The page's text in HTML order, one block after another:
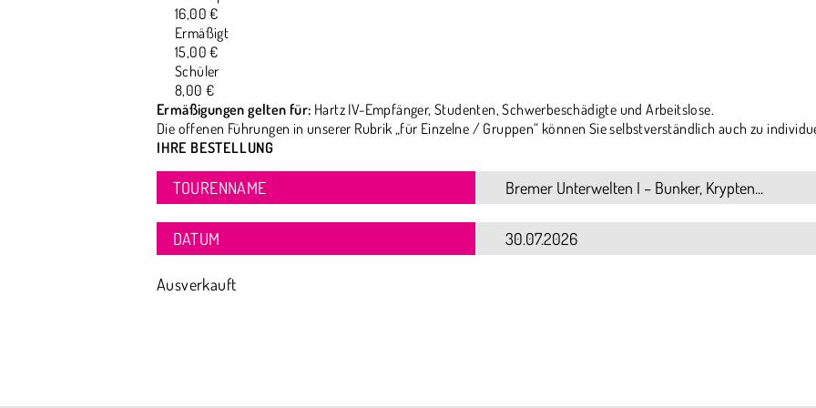
16,00 €
Ermäßigt
15,00 €
Schüler
8,00 €
Ermäßigungen gelten für: Hartz IV-Empfänger, Studenten, Schwerbeschädigte und Arbeitslose.
Die offenen Führungen in unserer Rubrik „für Einzelne / Gruppen“ können Sie selbstverständlich auch zu
IHRE BESTELLUNG
TOURENNAME
DATUM
Ausverkauft